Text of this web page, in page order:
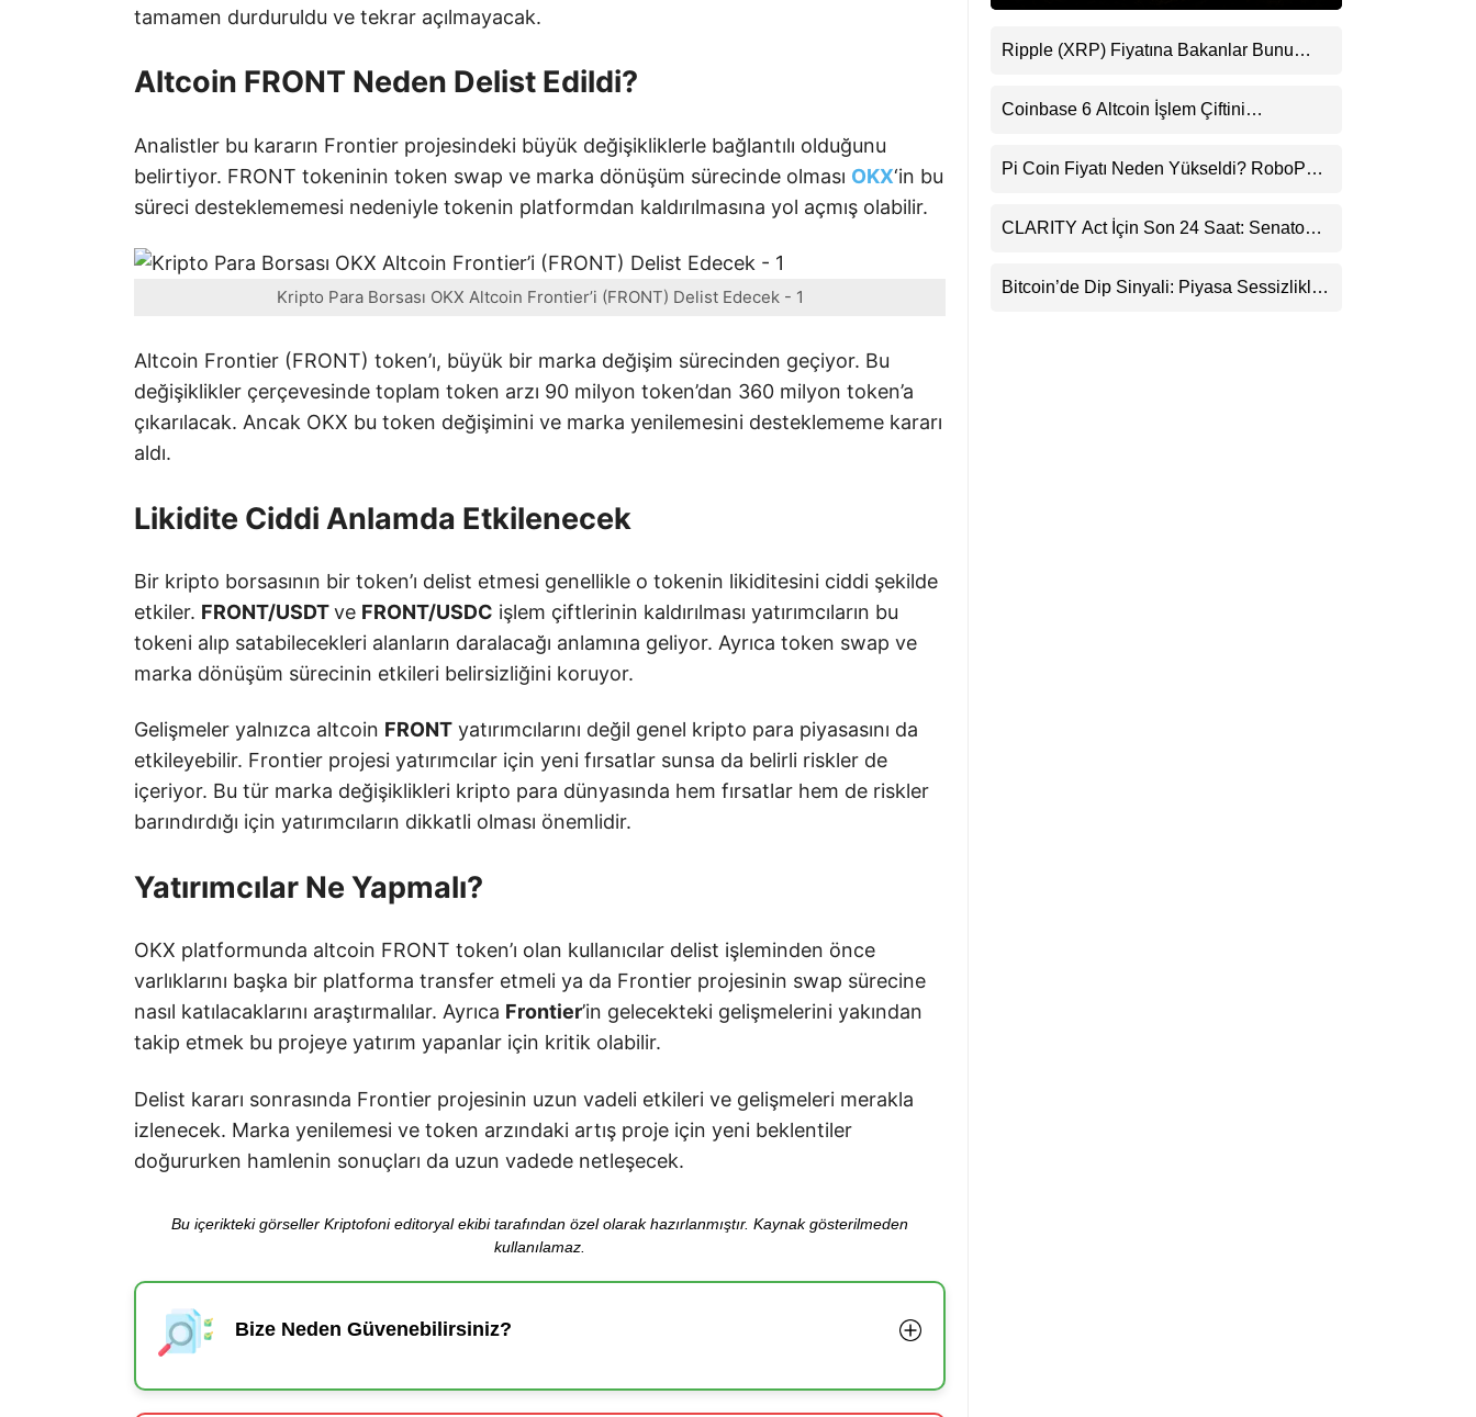
tamamen durduruldu ve tekrar açılmayacak.
Altcoin FRONT Neden Delist Edildi?
Analistler bu kararın Frontier projesindeki büyük değişikliklerle bağlantılı olduğunu
belirtiyor. FRONT tokeninin token swap ve marka dönüşüm sürecinde olması OKX‘in bu
süreci desteklememesi nedeniyle tokenin platformdan kaldırılmasına yol açmış olabilir.
Kripto Para Borsası OKX Altcoin Frontier’i (FRONT) Delist Edecek - 1
Altcoin Frontier (FRONT) token’ı, büyük bir marka değişim sürecinden geçiyor. Bu
değişiklikler çerçevesinde toplam token arzı 90 milyon token’dan 360 milyon token’a
çıkarılacak. Ancak OKX bu token değişimini ve marka yenilemesini desteklememe kararı
aldı.
Likidite Ciddi Anlamda Etkilenecek
Bir kripto borsasının bir token’ı delist etmesi genellikle o tokenin likiditesini ciddi şekilde
etkiler. FRONT/USDTve FRONT/USDC işlem çiftlerinin kaldırılması yatırımcıların bu
tokeni alıp satabilecekleri alanların daralacağı anlamına geliyor. Ayrıca token swap ve
marka dönüşüm sürecinin etkileri belirsizliğini koruyor.
Gelişmeler yalnızca altcoin FRONT yatırımcılarını değil genel kripto para piyasasını da
etkileyebilir. Frontier projesi yatırımcılar için yeni fırsatlar sunsa da belirli riskler de
içeriyor. Bu tür marka değişiklikleri kripto para dünyasında hem fırsatlar hem de riskler
barındırdığı için yatırımcıların dikkatli olması önemlidir.
Yatırımcılar Ne Yapmalı?
OKX platformunda altcoin FRONT token’ı olan kullanıcılar delist işleminden önce
varlıklarını başka bir platforma transfer etmeli ya da Frontier projesinin swap sürecine
nasıl katılacaklarını araştırmalılar. Ayrıca Frontier’in gelecekteki gelişmelerini yakından
takip etmek bu projeye yatırım yapanlar için kritik olabilir.
Delist kararı sonrasında Frontier projesinin uzun vadeli etkileri ve gelişmeleri merakla
izlenecek. Marka yenilemesi ve token arzındaki artış proje için yeni beklentiler
doğururken hamlenin sonuçları da uzun vadede netleşecek.
Bu içerikteki görseller Kriptofoni editoryal ekibi tarafından özel olarak hazırlanmıştır. Kaynak gösterilmeden
kullanılamaz.
Bize Neden Güvenebilirsiniz?
Ripple (XRP) Fiyatına Bakanlar Bunu
Uyarı
Coinbase 6 Altcoin İşlem Çiftini
Pi Coin Fiyatı Neden Yükseldi? RoboPay
Destekledi
CLARITY Act İçin Son 24 Saat: Senato
Beklentisini Bozabilir
Bitcoin’de Dip Sinyali: Piyasa Sessizlikle